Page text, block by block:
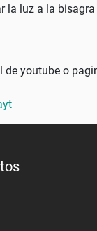
la luz a la bisagra
youtube o